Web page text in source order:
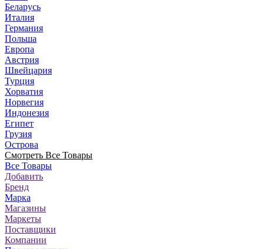
Беларусь
Италия
Германия
Польша
Европа
Австрия
Швейцария
Турция
Хорватия
Норвегия
Индонезия
Египет
Грузия
Острова
Смотреть Все Товары
Все Товары
Добавить
Бренд
Марка
Магазины
Маркеты
Поставщики
Компании